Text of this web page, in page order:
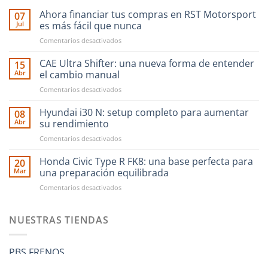
07
Jul
Ahora financiar tus compras en RST Motorsport
es más fácil que nunca
Comentarios desactivadosen
financiar
en
Motorsport
fácil
nunca
15
Abr
CAE Ultra Shifter: una nueva forma de entender
el cambio manual
Comentarios desactivadosen
Ultra
Shifter:
nueva
de
entender
cambio
08
Abr
Hyundai i30 N: setup completo para aumentar
su rendimiento
Comentarios desactivadosen
i30
setup
completo
20
Mar
Honda Civic Type R FK8: una base perfecta para
una preparación equilibrada
Comentarios desactivadosen
NUESTRAS TIENDAS